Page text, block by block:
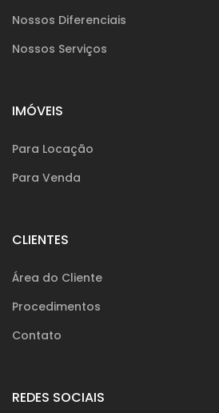
Nossos Diferenciais
Nossos Serviços
IMÓVEIS
Para Locação
Para Venda
CLIENTES
Área do Cliente
Procedimentos
Contato
REDES SOCIAIS